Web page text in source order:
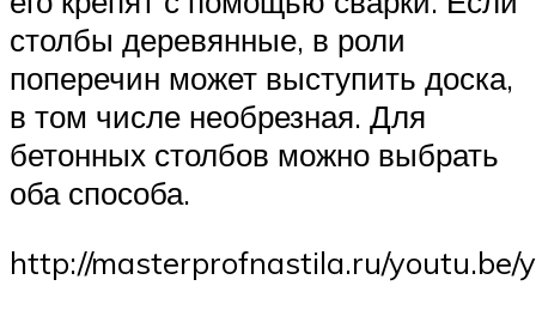
столбы деревянные, в роли
поперечин может выступить доска,
в том числе необрезная. Для
бетонных столбов можно выбрать
оба способа.
http://masterprofnastila.ru/youtu.be/